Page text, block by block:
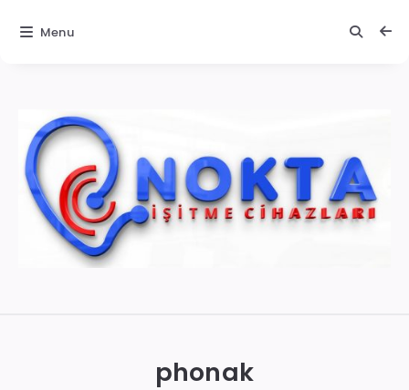
phonak
Menu